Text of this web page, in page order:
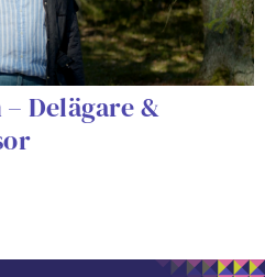
Delägare &